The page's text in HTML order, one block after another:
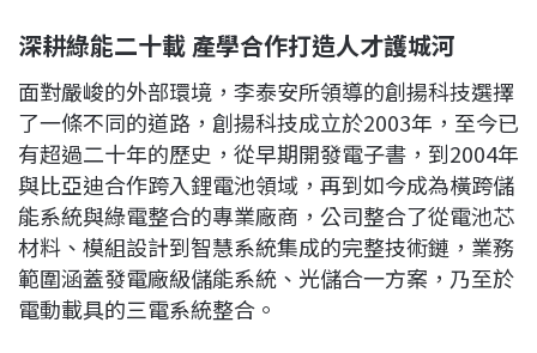
深耕綠能二十載 產學合作打造人才護城河
面對嚴峻的外部環境，李泰安所領導的創揚科技選擇
了一條不同的道路，創揚科技成立於2003年，至今已
有超過二十年的歷史，從早期開發電子書，到2004年
與比亞迪合作跨入鋰電池領域，再到如今成為橫跨儲
能系統與綠電整合的專業廠商，公司整合了從電池芯
材料、模組設計到智慧系統集成的完整技術鏈，業務
範圍涵蓋發電廠級儲能系統、光儲合一方案，乃至於
電動載具的三電系統整合。